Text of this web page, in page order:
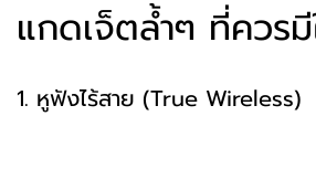
แกดเจ็ตล้ำๆ ที่ควร
1. หูฟังไร้สาย (True Wireless)